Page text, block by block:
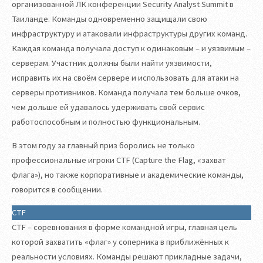
организованной ЛК конференции Security Analyst Summit в
Таиланде. Команды одновременно защищали свою
инфраструктуру и атаковали инфраструктуры других команд.
Каждая команда получала доступ к одинаковым – и уязвимым –
серверам. Участник должны были найти уязвимости,
исправить их на своём сервере и использовать для атаки на
серверы противников. Команда получала тем больше очков,
чем дольше ей удавалось удерживать свой сервис
работоспособным и полностью функциональным.
В этом году за главный приз боролись не только
профессиональные игроки CTF (Capture the Flag, «захват
флага»), но также корпоративные и академические команды,
говорится в сообщении.
CTF
CTF – соревнования в форме командной игры, главная цель
которой захватить «флаг» у соперника в приближённых к
реальности условиях. Команды решают прикладные задачи,